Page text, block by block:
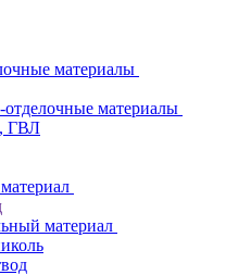
материалы
отделочные материалы
ГВЛ
материал